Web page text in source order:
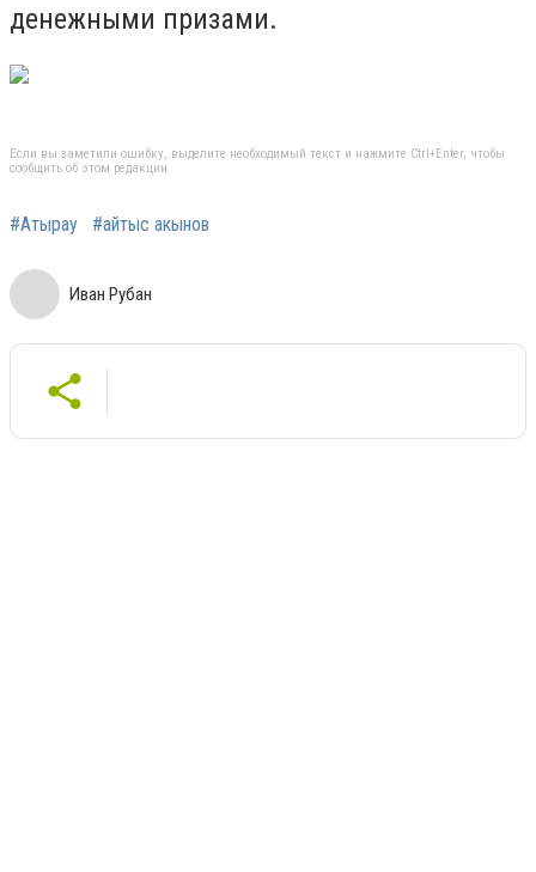
денежными призами.
Если вы заметили ошибку, выделите необходимый текст и нажмите Ctrl+Enter, чтобы
сообщить об этом редакции
#Атырау #айтыс акынов
Иван Рубан